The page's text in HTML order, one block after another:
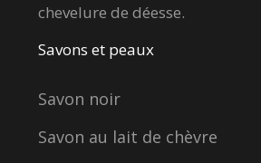
chevelure de déesse.
Savons et peaux
Savon noir
Savon au lait de chèvre